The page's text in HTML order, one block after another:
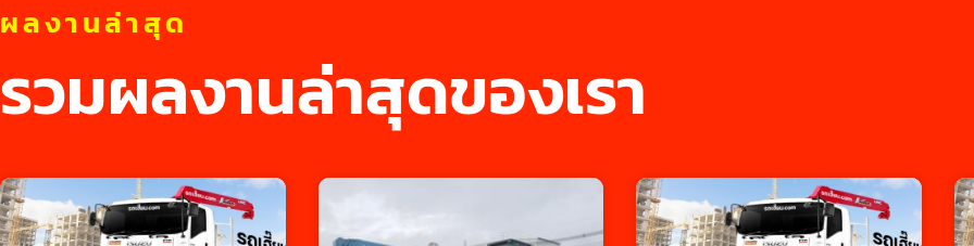
ผลงานล่าสุด
รวมผลงานล่าสุดของเรา